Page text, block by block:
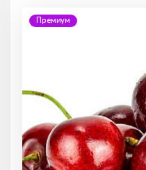
Премиум